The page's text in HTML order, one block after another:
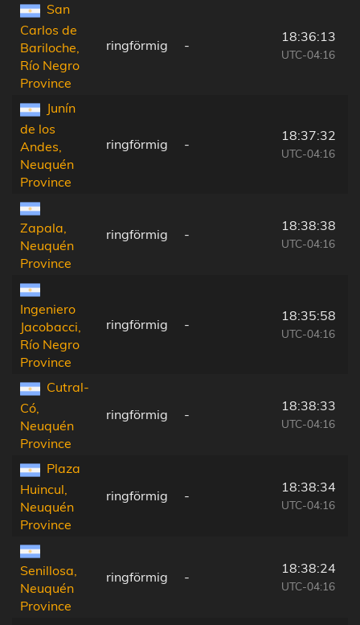
San
Carlos de
Bariloche,
Río Negro
Province
ringförmig -
18:36:13
UTC-04:16
Junín
de los
Andes,
Neuquén
Province
ringförmig -
18:37:32
UTC-04:16
Zapala,
Neuquén
Province
ringförmig -
18:38:38
UTC-04:16
Ingeniero
Jacobacci,
Río Negro
Province
ringförmig -
18:35:58
UTC-04:16
Cutral-
Có,
Neuquén
Province
ringförmig -
18:38:33
UTC-04:16
Plaza
Huincul,
Neuquén
Province
ringförmig -
18:38:34
UTC-04:16
Senillosa,
Neuquén
Province
ringförmig -
18:38:24
UTC-04:16